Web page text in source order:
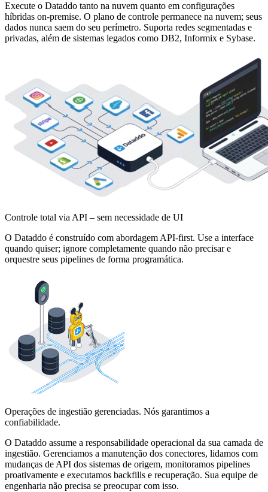
Execute o Dataddo tanto na nuvem quanto em configurações
híbridas on-premise. O plano de controle permanece na nuvem; seus
dados nunca saem do seu perímetro. Suporta redes segmentadas e
privadas, além de sistemas legados como DB2, Informix e Sybase.
Controle total via API – sem necessidade de UI
O Dataddo é construído com abordagem API-first. Use a interface
quando quiser; ignore completamente quando não precisar e
orquestre seus pipelines de forma programática.
Operações de ingestião gerenciadas. Nós garantimos a
confiabilidade.
O Dataddo assume a responsabilidade operacional da sua camada de
ingestião. Gerenciamos a manutenção dos conectores, lidamos com
mudanças de API dos sistemas de origem, monitoramos pipelines
proativamente e executamos backfills e recuperação. Sua equipe de
engenharia não precisa se preocupar com isso.